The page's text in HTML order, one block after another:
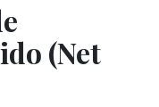
(Net